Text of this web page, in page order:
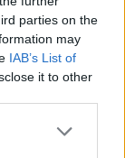
parties on the
may
IAB’s List of
it to other
more Google